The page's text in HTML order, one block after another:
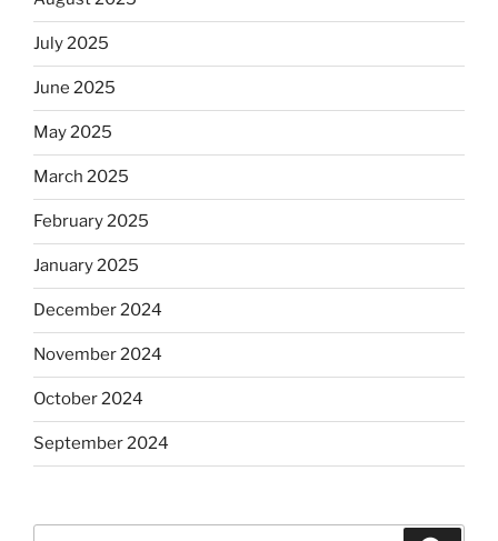
July 2025
June 2025
May 2025
March 2025
February 2025
January 2025
December 2024
November 2024
October 2024
September 2024